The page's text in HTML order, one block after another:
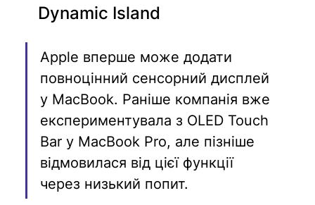
Dynamic Island
Apple вперше може додати
повноцінний сенсорний дисплей
у MacBook. Раніше компанія вже
експериментувала з OLED Touch
Bar у MacBook Pro, але пізніше
відмовилася від цієї функції
через низький попит.